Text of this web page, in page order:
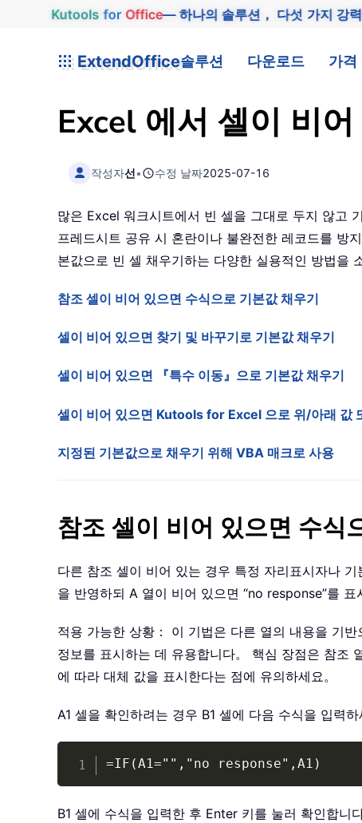
Kutools for Office— 하나의 솔루션， 다섯 가지 강력
ExtendOffice솔루션 다운로드 가격
Excel 에서 셀이 비
작성자선• 수정 날짜2025-07-16
많은 Excel 워크시트에서 빈 셀을 그대로 두지 않고
프레드시트 공유 시 혼란이나 불완전한 레코드를 방
본값으로 빈 셀 채우기하는 다양한 실용적인 방법을
참조 셀이 비어 있으면 수식으로 기본값 채우기
셀이 비어 있으면 찾기 및 바꾸기로 기본값 채우기
셀이 비어 있으면 『특수 이동』으로 기본값 채우기
셀이 비어 있으면 Kutools for Excel 으로 위/아래 값
지정된 기본값으로 채우기 위해 VBA 매크로 사용
참조 셀이 비어 있으면 수식
다른 참조 셀이 비어 있는 경우 특정 자리표시자나
을 반영하되 A 열이 비어 있으면 “no response”를
적용 가능한 상황： 이 기법은 다른 열의 내용을 기
정보를 표시하는 데 유용합니다。 핵심 장점은 참조
에 따라 대체 값을 표시한다는 점에 유의하세요。
A1 셀을 확인하려는 경우 B1 셀에 다음 수식을 입력하
=IF(A1="","no response",A1)
B1 셀에 수식을 입력한 후 Enter 키를 눌러 확인합니